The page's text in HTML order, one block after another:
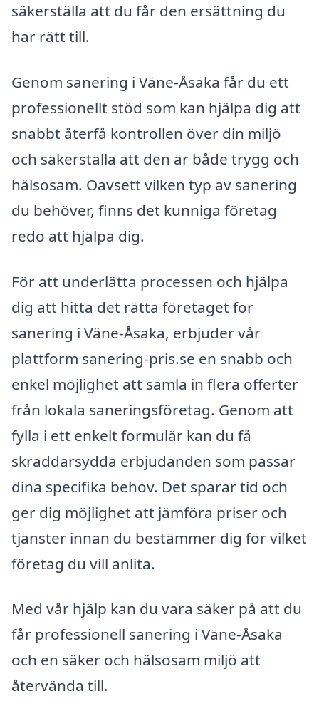
säkerställa att du får den ersättning du
har rätt till.
Genom sanering i Väne-Åsaka får du ett
professionellt stöd som kan hjälpa dig att
snabbt återfå kontrollen över din miljö
och säkerställa att den är både trygg och
hälsosam. Oavsett vilken typ av sanering
du behöver, finns det kunniga företag
redo att hjälpa dig.
För att underlätta processen och hjälpa
dig att hitta det rätta företaget för
sanering i Väne-Åsaka, erbjuder vår
plattform sanering-pris.se en snabb och
enkel möjlighet att samla in flera offerter
från lokala saneringsföretag. Genom att
fylla i ett enkelt formulär kan du få
skräddarsydda erbjudanden som passar
dina specifika behov. Det sparar tid och
ger dig möjlighet att jämföra priser och
tjänster innan du bestämmer dig för vilket
företag du vill anlita.
Med vår hjälp kan du vara säker på att du
får professionell sanering i Väne-Åsaka
och en säker och hälsosam miljö att
återvända till.